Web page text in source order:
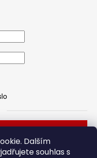
Dalším
souhlas s